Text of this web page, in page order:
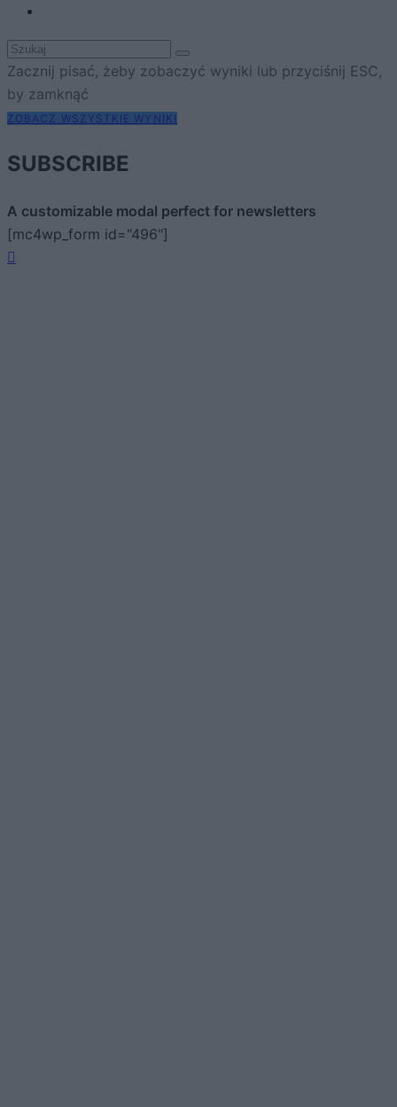
Zacznij pisać, żeby zobaczyć wyniki lub przyciśnij ESC,
by zamknąć
ZOBACZ WSZYSTKIE WYNIKI
SUBSCRIBE
A customizable modal perfect for newsletters
[mc4wp_form id="496"]